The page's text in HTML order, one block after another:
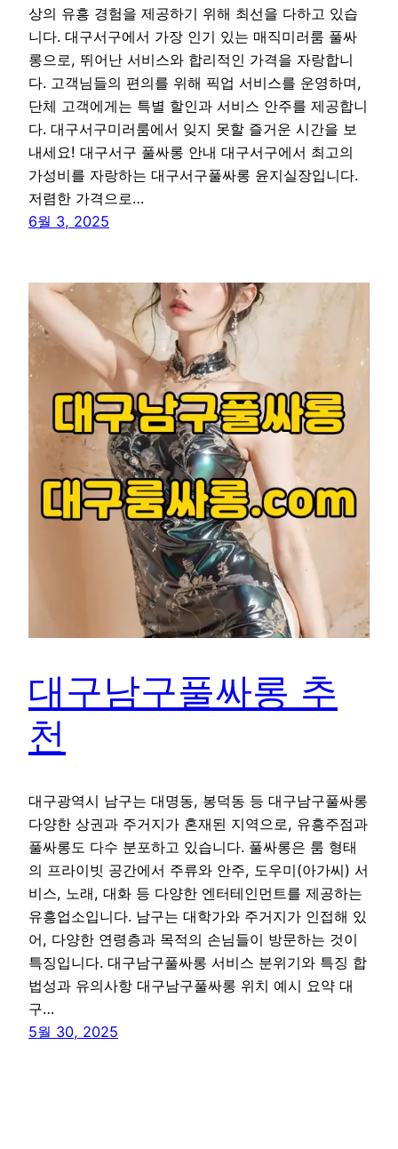
상의 유흥 경험을 제공하기 위해 최선을 다하고 있습
니다. 대구서구에서 가장 인기 있는 매직미러룸 풀싸
롱으로, 뛰어난 서비스와 합리적인 가격을 자랑합니
다. 고객님들의 편의를 위해 픽업 서비스를 운영하며,
단체 고객에게는 특별 할인과 서비스 안주를 제공합니
다. 대구서구미러룸에서 잊지 못할 즐거운 시간을 보
내세요! 대구서구 풀싸롱 안내 대구서구에서 최고의
가성비를 자랑하는 대구서구풀싸롱 윤지실장입니다.
저렴한 가격으로…
6월 3, 2025
대구남구풀싸롱 추
천
대구광역시 남구는 대명동, 봉덕동 등 대구남구풀싸롱
다양한 상권과 주거지가 혼재된 지역으로, 유흥주점과
풀싸롱도 다수 분포하고 있습니다. 풀싸롱은 룸 형태
의 프라이빗 공간에서 주류와 안주, 도우미(아가씨) 서
비스, 노래, 대화 등 다양한 엔터테인먼트를 제공하는
유흥업소입니다. 남구는 대학가와 주거지가 인접해 있
어, 다양한 연령층과 목적의 손님들이 방문하는 것이
특징입니다. 대구남구풀싸롱 서비스 분위기와 특징 합
법성과 유의사항 대구남구풀싸롱 위치 예시 요약 대
구…
5월 30, 2025